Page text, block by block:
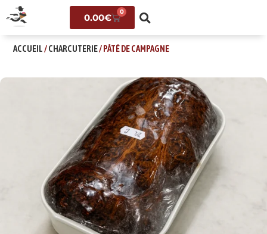
0.00€
0
ACCUEIL/CHARCUTERIE/ PÂTÉ DE CAMPAGNE